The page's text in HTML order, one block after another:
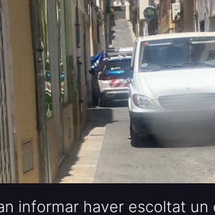
informar haver escoltat